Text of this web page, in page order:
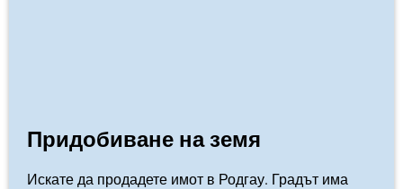
Придобиване на земя
Искате да продадете имот в Родгау. Градът има